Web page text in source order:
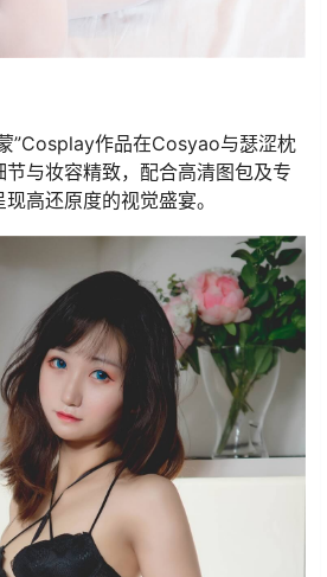
”Cosplay作品在Cosyao与瑟涩枕
与妆容精致，配合高清图包及专
高还原度的视觉盛宴。